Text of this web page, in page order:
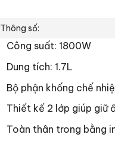
Thông số:
Công suất: 1800W
Dung tích: 1.7L
Bộ phận khống chế
Thiết kế 2 lớp giúp giữ
Toàn thân trong bằng